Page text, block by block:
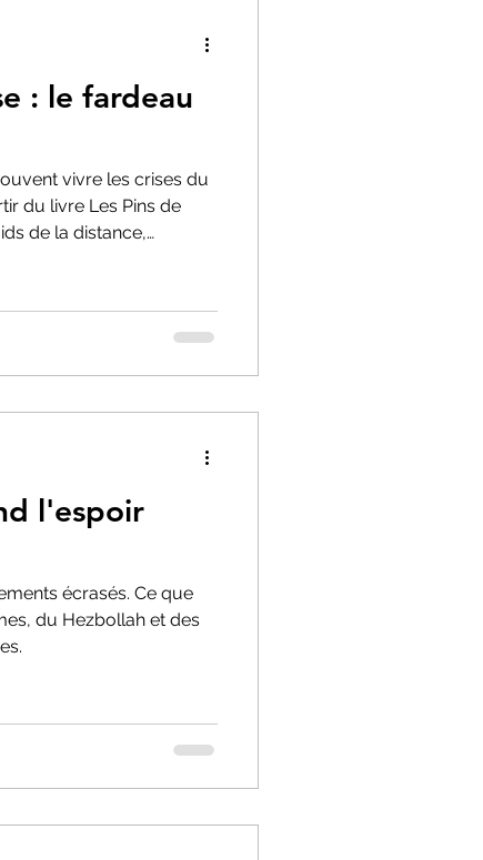
: le fardeau
vivre les crises du
du livre Les Pins de
de la distance,
l'espoir
écrasés. Ce que
du Hezbollah et des